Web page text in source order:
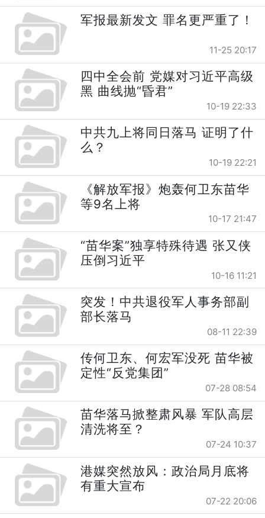
军报最新发文 罪名更严重了！
11-25 20:17
四中全会前 党媒对习近平高级
黑 曲线抛“昏君”
10-19 22:33
中共九上将同日落马 证明了什
么？
10-19 22:21
《解放军报》炮轰何卫东苗华
等9名上将
10-17 21:47
“苗华案”独享特殊待遇 张又侠
压倒习近平
10-16 11:21
突发！中共退役军人事务部副
部长落马
08-11 22:39
传何卫东、何宏军没死 苗华被
定性“反党集团”
07-28 08:54
苗华落马掀整肃风暴 军队高层
清洗将至？
07-24 10:37
港媒突然放风：政治局月底将
有重大宣布
07-22 20:06